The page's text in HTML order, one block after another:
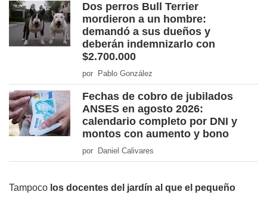
Dos perros Bull Terrier
mordieron a un hombre:
demandó a sus dueños y
deberán indemnizarlo con
$2.700.000
por Pablo González
Fechas de cobro de jubilados
ANSES en agosto 2026:
calendario completo por DNI y
montos con aumento y bono
por Daniel Calivares
Tampoco los docentes del jardín al que el pequeño